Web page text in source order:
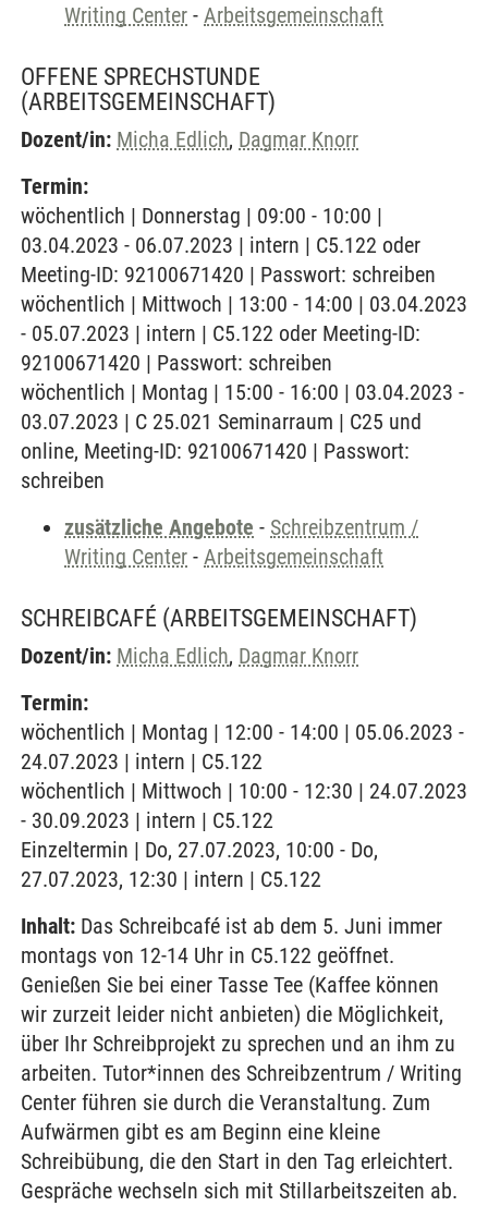
Writing Center - Arbeitsgemeinschaft
OFFENE SPRECHSTUNDE
(ARBEITSGEMEINSCHAFT)
Dozent/in: Micha Edlich, Dagmar Knorr
Termin:
wöchentlich | Donnerstag | 09:00 - 10:00 |
03.04.2023 - 06.07.2023 | intern | C5.122 oder
Meeting-ID: 92100671420 | Passwort: schreiben
wöchentlich | Mittwoch | 13:00 - 14:00 | 03.04.2023
- 05.07.2023 | intern | C5.122 oder Meeting-ID:
92100671420 | Passwort: schreiben
wöchentlich | Montag | 15:00 - 16:00 | 03.04.2023 -
03.07.2023 | C 25.021 Seminarraum | C25 und
online, Meeting-ID: 92100671420 | Passwort:
schreiben
zusätzliche Angebote - Schreibzentrum /
Writing Center - Arbeitsgemeinschaft
SCHREIBCAFÉ (ARBEITSGEMEINSCHAFT)
Dozent/in: Micha Edlich, Dagmar Knorr
Termin:
wöchentlich | Montag | 12:00 - 14:00 | 05.06.2023 -
24.07.2023 | intern | C5.122
wöchentlich | Mittwoch | 10:00 - 12:30 | 24.07.2023
- 30.09.2023 | intern | C5.122
Einzeltermin | Do, 27.07.2023, 10:00 - Do,
27.07.2023, 12:30 | intern | C5.122
Inhalt: Das Schreibcafé ist ab dem 5. Juni immer
montags von 12-14 Uhr in C5.122 geöffnet.
Genießen Sie bei einer Tasse Tee (Kaffee können
wir zurzeit leider nicht anbieten) die Möglichkeit,
über Ihr Schreibprojekt zu sprechen und an ihm zu
arbeiten. Tutor*innen des Schreibzentrum / Writing
Center führen sie durch die Veranstaltung. Zum
Aufwärmen gibt es am Beginn eine kleine
Schreibübung, die den Start in den Tag erleichtert.
Gespräche wechseln sich mit Stillarbeitszeiten ab.